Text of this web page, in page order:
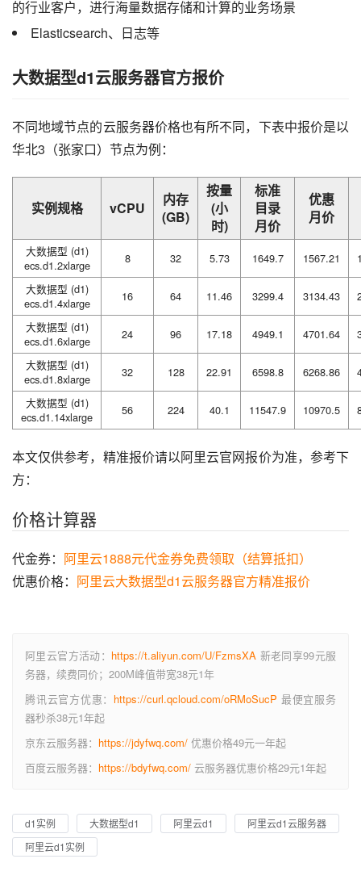
的行业客户，进行海量数据存储和计算的业务场景
Elasticsearch、日志等
大数据型d1云服务器官方报价
不同地域节点的云服务器价格也有所不同，下表中报价是以
华北3（张家口）节点为例：
实例规格 vCPU
内存
(GB)
按量
(小
时)
标准
目录
月价
优惠
月价
大数据型 (d1)
ecs.d1.2xlarge
8 32 5.73 1649.7 1567.21
大数据型 (d1)
ecs.d1.4xlarge
16 64 11.46 3299.4 3134.43
大数据型 (d1)
ecs.d1.6xlarge
24 96 17.18 4949.1 4701.64
大数据型 (d1)
ecs.d1.8xlarge
32 128 22.91 6598.8 6268.86
大数据型 (d1)
ecs.d1.14xlarge
56 224 40.1 11547.9 10970.5
本文仅供参考，精准报价请以阿里云官网报价为准，参考下
方：
价格计算器
代金券： 阿里云1888元代金券免费领取（结算抵扣）
优惠价格： 阿里云大数据型d1云服务器官方精准报价
阿里云官方活动： https://t.aliyun.com/U/FzmsXA 新老同享99元服
务器，续费同价；200M峰值带宽38元1年
腾讯云官方优惠： https://curl.qcloud.com/oRMoSucP 最便宜服务
器秒杀38元1年起
京东云服务器： https://jdyfwq.com/ 优惠价格49元一年起
百度云服务器： https://bdyfwq.com/ 云服务器优惠价格29元1年起
d1实例 大数据型d1 阿里云d1
阿里云d1云服务器
阿里云d1实例